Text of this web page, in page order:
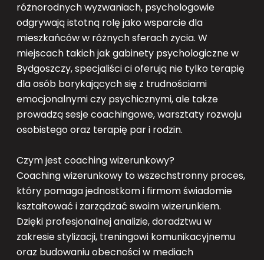
różnorodnych wyzwaniach, psychologowie
odgrywają istotną rolę jako wsparcie dla
mieszkańców w różnych sferach życia. W
miejscach takich jak gabinety psychologiczne w
Bydgoszczy, specjaliści ci oferują nie tylko terapię
dla osób borykających się z trudnościami
emocjonalnymi czy psychicznymi, ale także
prowadzą sesje coachingowe, warsztaty rozwoju
osobistego oraz terapię par i rodzin.
Czym jest coaching wizerunkowy?
Coaching wizerunkowy to wszechstronny proces,
który pomaga jednostkom i firmom świadomie
kształtować i zarządzać swoim wizerunkiem.
Dzięki profesjonalnej analizie, doradztwu w
zakresie stylizacji, treningowi komunikacyjnemu
oraz budowaniu obecności w mediach